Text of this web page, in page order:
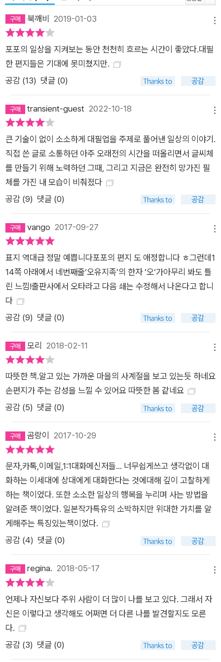
마음을 잘 표현하지 못하는 사람들을 위해 포포가 편지에 진심을
담아 감동을 만들어내는 비결이다. 포포가 쓴 편지들의 원본은
‘포포의 편지’로 묶어서 실어놓았다. 편지의 복잡한 규칙과 형식
에 연연하다 보면 어깨에 힘이 들어간 딱딱한 편지가 되어서 어색
하다. 요는 사람을 대할 때와 같아서 상대를 존중하고 배려하는
마음으로 예의를 갖추어 대하면, 결과적으로 이렇게 된다는 것뿐.
편지에 옳은 것도 그른 것도 없다. (116-117쪽) 특별한 편지로 만
드는 위로의 시간, 츠바키 문구점에서만 팝니다! 『츠바키 문구점』
에서 포포는 할머니를 줄곧 ‘선대(先代)’라고 지칭한다. 할머니
를 생각하면 괴로운 기억만 떠올라 할머니의 사망 소식에도 눈물
이 나지 않았다. 그럼에도 포포는 선대와 함께했던 공간을 지키기
위해 선대가 강요했던 대로 대필가로서 살아보기로 마음먹는다.
아내의 새로운 사랑을 위해 이혼을 결심한 남자가 결혼 십오 년째
에 맞은 이혼을 지인들에게 알리는 편지, 수술을 앞둔 남자가 자
신은 잘 지내고 있으니 당신도 행복하라고 첫사랑에게 안부를 전
하는 편지, 사별한 남편의 편지를 아직도 기다리는 노부인에게 천
국의 남편이 보내는 것처럼 보내는 편지, 오랜 우정이 거짓말로
이어져왔음을 알고 친구에게 먼저 절교를 선언하는 편지 등을 의
뢰받아 대필하는 동안, 포포는 뜻밖에도 그녀의 편지가 의뢰인에
게도 자신에게도 커다란 위안이 되어준다는 것을 깨닫는다. 편지
를 대필하는 동안 어린 시절에는 가혹하게만 느껴졌던 선대의 가
대와의 기억을 새롭게 바라보고 선대의 진심을 제대로 이해할 수
있도록 해준다. ‘할머니’와의 기억을 재구성하고 사랑을 회복하는
파는 것은 단지 문방구나 대필용 글씨와 문장뿐만이 아니다. 의뢰
인의 몸과 마음이 되어 정성껏 쓰는 포포의 편지가 기적처럼 만들
어내는 위로의 시간도 함께 파는 셈이다. 포포의 ‘츠바키 문구
카페, 맛집, 역 등 모든 명소와 풍경은 다 실재하는 곳이다. 포포
와 그녀의 이웃들이 움직이는 동선을 더 실감 나게 상상할 수 있
도록 가마쿠라 안내도도 함께 실려 있다. 번역가는 이 소설을 옮
기는 동안 가마쿠라 구석구석이 너무나 생생하고 아름답게 묘사
되어 도저히 참지 못하고 여행을 다녀왔다고 한다.
북깨비 2019-01-03
포포의 일상을 지켜보는 동안 천천히 흐르는 시간이 좋았다.대필
한 편지들은 기대에 못미쳤지만.
공감 (13) 댓글 (0)
transient-guest 2022-10-18
큰 기술이 없이 소소하게 대필업을 주제로 풀어낸 일상의 이야기.
직접 쓴 글로 소통하던 아주 오래전의 시간을 떠올리면서 글씨체
를 만들기 위해 노력하던 그때, 그리고 지금은 완전히 망가진 필
체를 가진 내 모습이 비춰졌다
공감 (9) 댓글 (0)
vango 2017-09-27
표지 역대급 정말 예쁩니다포포의 편지 도 애정합니다 ㅎ그런데1
14쪽 아래에서 네번째줄‘오유지족‘의 한자 ‘오‘가아무리 봐도 틀
린 느낌!출판사에서 오타라고 다음 쇄는 수정해서 나온다고 합니
다
공감 (9) 댓글 (0)
모리 2018-02-11
따뜻한 책.알고 있는 가까운 마을의 사계절을 보고 있는듯 하네요
손편지가 주는 감성을 느낄 수 있어요 따뜻한 봄 같네요
공감 (5) 댓글 (0)
곰랑이 2017-10-29
문자,카톡,이메일,1:1대화메신저들... 너무쉽게쓰고 생각없이 대
화하는 이세대에 상대에게 대화한다는 것에대해 깊이 고찰하게
하는 책이었다. 또한 소소한 일상의 행복을 누리며 사는 방법을
알려준 책이었다. 일본작가특유의 소박하지만 위대한 가치를 알
게해주는 특징있는책이었다.
공감 (4) 댓글 (0)
regina. 2018-05-17
언제나 자신보다 주위 사람이 더 많이 나를 보고 있다. 그래서 자
신은 이렇다고 생각해도 어쩌면 더 다른 나를 발견할지도 모른
다.
공감 (3) 댓글 (0)